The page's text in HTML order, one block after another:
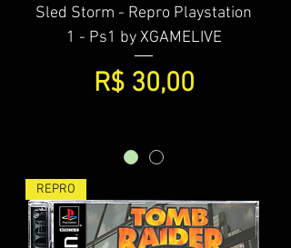
Sled Storm - Repro Playstation
1 - Ps1 by XGAMELIVE
Preço
R$ 30,00
REPRO